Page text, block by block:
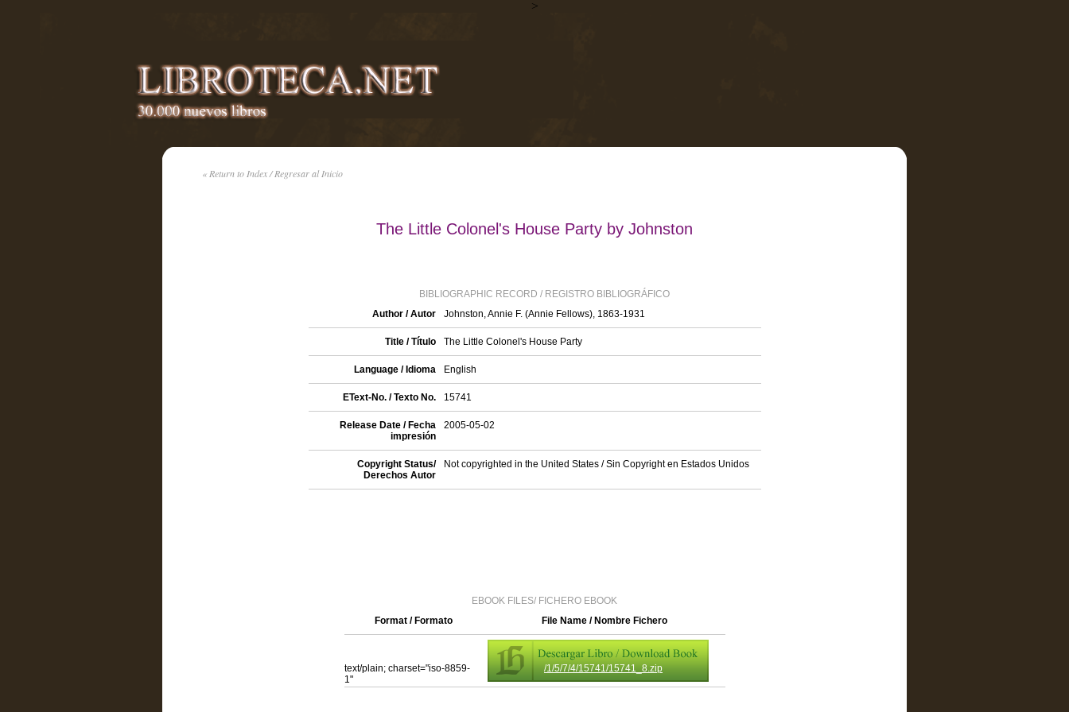
>
« Return to Index / Regresar al Inicio
The Little Colonel's House Party by Johnston
BIBLIOGRAPHIC RECORD / REGISTRO BIBLIOGRÁFICO
Author / Autor
Johnston, Annie F. (Annie Fellows), 1863-1931
Title / Título The Little Colonel's House Party
Language / Idioma English
EText-No. / Texto No. 15741
Release Date / Fecha
impresión
2005-05-02
Copyright Status/
Derechos Autor
Not copyrighted in the United States / Sin Copyright en Estados Unidos
EBOOK FILES/ FICHERO EBOOK
Format / Formato
File Name / Nombre Fichero
text/plain; charset="iso-8859-
1"
/1/5/7/4/15741/15741_8.zip